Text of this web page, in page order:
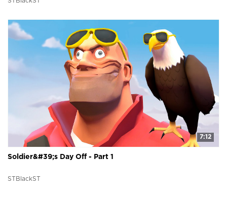
7:12
Soldier&#39;s Day Off - Part 1
STBlackST